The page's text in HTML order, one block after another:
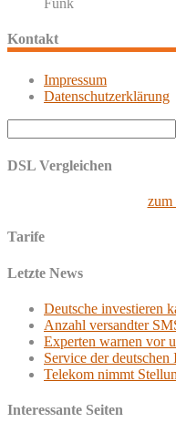
Funk
Kontakt
Impressum
Datenschutzerklärung
nach:
DSL Vergleichen
zum
Tarife
Letzte News
Deutsche investieren
Anzahl versandter
Experten warnen vor
Service der deutschen
Telekom nimmt
Interessante Seiten